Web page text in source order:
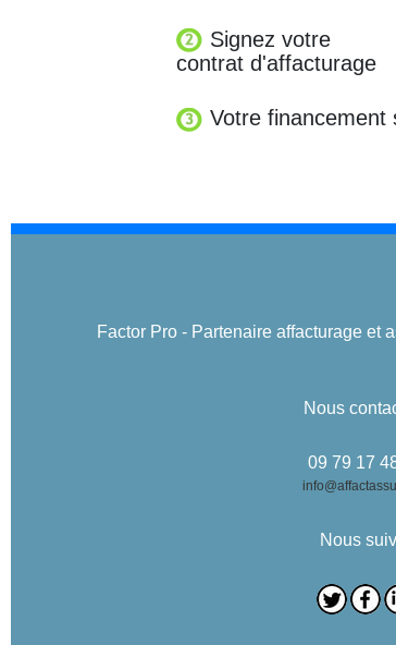
Signez votre
contrat d'affacturage
Votre financement
Factor Pro - Partenaire affacturage et
Nous
09 79 17
Nous